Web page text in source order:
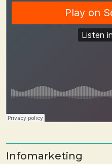
Infomarketing